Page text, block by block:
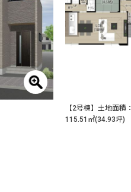
【2号棟】土地面
115.51㎡(34.93坪)